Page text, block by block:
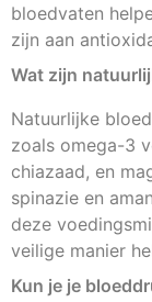
bloedvaten
zijn aan
Wat zijn
Natuurlijke
zoals omega-3
chiazaad, en
spinazie en
deze
veilige manier
Kun je je